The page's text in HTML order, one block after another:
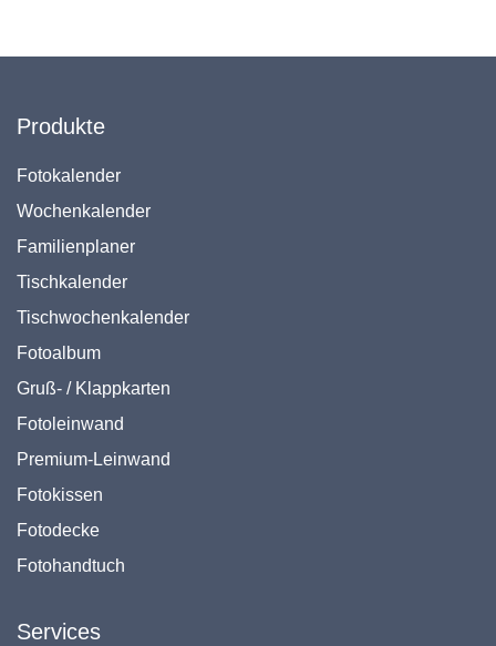
Produkte
Fotokalender
Wochenkalender
Familienplaner
Tischkalender
Tischwochenkalender
Fotoalbum
Gruß- / Klappkarten
Fotoleinwand
Premium-Leinwand
Fotokissen
Fotodecke
Fotohandtuch
Services